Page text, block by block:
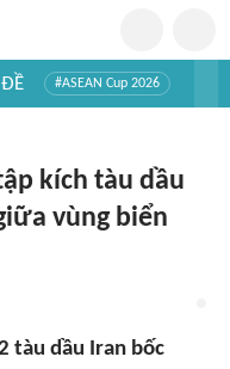
#ASEAN Cup 2026
kích tàu dầu
vùng biển
tàu dầu Iran bốc